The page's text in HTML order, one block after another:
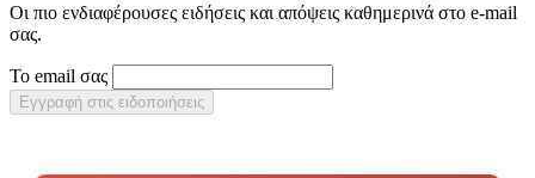
Οι πιο ενδιαφέρουσες ειδήσεις και απόψεις καθημερινά στο e-mail
σας.
Το email σας
Εγγραφή στις ειδοποιήσεις